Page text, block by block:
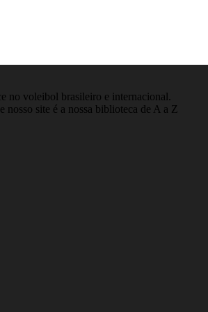
no voleibol brasileiro e internacional.
nosso site é a nossa biblioteca de A a Z